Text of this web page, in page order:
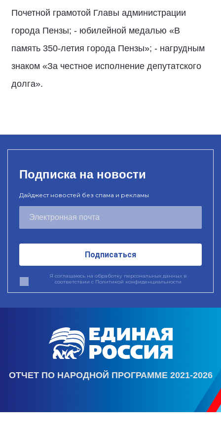
Почетной грамотой Главы администрации
города Пензы; - юбилейной медалью «В
память 350-летия города Пензы»; - нагрудным
знаком «За честное исполнение депутатского
долга».
Подписка на новости
Дайджест новостей без спама и рекламы
Подписаться
Я соглашаюсь на обработку персональных данных в
соответствии с Политикой конфиденциальности
ОТЧЕТ ПО НАРОДНОЙ ПРОГРАММЕ 2021-2026